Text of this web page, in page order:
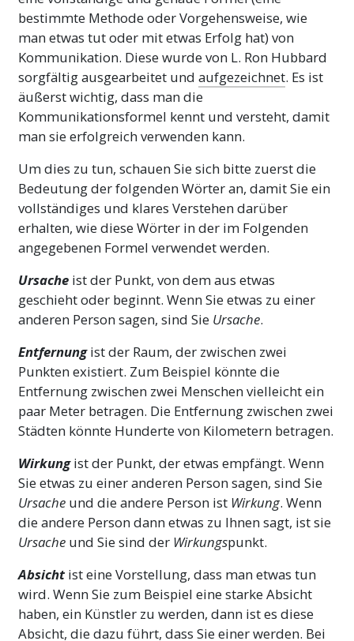
bestimmte Methode oder Vorgehensweise, wie
man etwas tut oder mit etwas Erfolg hat) von
Kommunikation. Diese wurde von L. Ron Hubbard
sorgfältig ausgearbeitet und aufgezeichnet. Es ist
äußerst wichtig, dass man die
Kommunikationsformel kennt und versteht, damit
man sie erfolgreich verwenden kann.
Um dies zu tun, schauen Sie sich bitte zuerst die
Bedeutung der folgenden Wörter an, damit Sie ein
vollständiges und klares Verstehen darüber
erhalten, wie diese Wörter in der im Folgenden
angegebenen Formel verwendet werden.
Ursache ist der Punkt, von dem aus etwas
geschieht oder beginnt. Wenn Sie etwas zu einer
anderen Person sagen, sind Sie Ursache.
Entfernungist der Raum, der zwischen zwei
Punkten existiert. Zum Beispiel könnte die
Entfernung zwischen zwei Menschen vielleicht ein
paar Meter betragen. Die Entfernung zwischen zwei
Städten könnte Hunderte von Kilometern betragen.
Wirkungist der Punkt, der etwas empfängt. Wenn
Sie etwas zu einer anderen Person sagen, sind Sie
Ursache und die andere Person ist Wirkung. Wenn
die andere Person dann etwas zu Ihnen sagt, ist sie
Ursache und Sie sind der Wirkungspunkt.
Absicht ist eine Vorstellung, dass man etwas tun
wird. Wenn Sie zum Beispiel eine starke Absicht
haben, ein Künstler zu werden, dann ist es diese
Absicht, die dazu führt, dass Sie einer werden. Bei